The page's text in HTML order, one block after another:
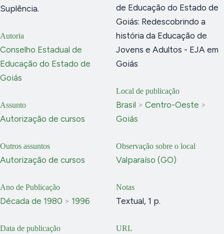
Suplência.
Autoria
Conselho Estadual de
Educação do Estado de
Goiás
Assunto
Autorização de cursos
Outros assuntos
Autorização de cursos
Ano de Publicação
Década de 1980 > 1996
Data de publicação
de Educação do Estado de
Goiás: Redescobrindo a
história da Educação de
Jovens e Adultos - EJA em
Goiás
Local de publicação
Brasil > Centro-Oeste >
Goiás
Observação sobre o local
Valparaíso (GO)
Notas
Textual, 1 p.
URL